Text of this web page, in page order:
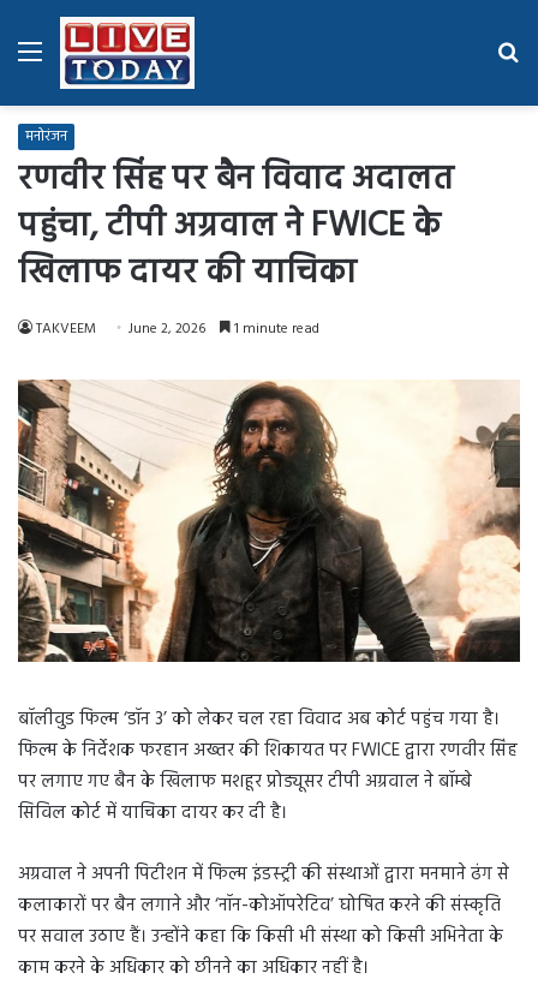
Menu
मनोरंजन
रणवीर सिंह पर बैन विवाद अदालत
पहुंचा, टीपी अग्रवाल ने FWICE के
खिलाफ दायर की याचिका
TAKVEEM June 2, 2026 1 minute read
बॉलीवुड फिल्म ‘डॉन 3’ को लेकर चल रहा विवाद अब कोर्ट पहुंच गया है।
फिल्म के निर्देशक फरहान अख्तर की शिकायत पर FWICE द्वारा रणवीर सिंह
पर लगाए गए बैन के खिलाफ मशहूर प्रोड्यूसर टीपी अग्रवाल ने बॉम्बे
सिविल कोर्ट में याचिका दायर कर दी है।
अग्रवाल ने अपनी पिटीशन में फिल्म इंडस्ट्री की संस्थाओं द्वारा मनमाने ढंग से
कलाकारों पर बैन लगाने और ‘नॉन-कोऑपरेटिव’ घोषित करने की संस्कृति
पर सवाल उठाए हैं। उन्होंने कहा कि किसी भी संस्था को किसी अभिनेता के
काम करने के अधिकार को छीनने का अधिकार नहीं है।